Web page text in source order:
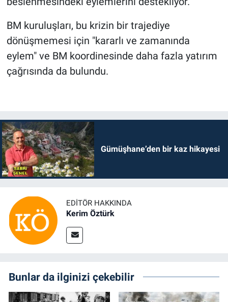
BM kuruluşları, bu krizin bir trajediye
dönüşmemesi için "kararlı ve zamanında
eylem" ve BM koordinesinde daha fazla yatırım
çağrısında da bulundu.
Gümüşhane’den bir kaz hikayesi
EDITÖR HAKKINDA
Kerim Öztürk
Bunlar da ilginizi çekebilir